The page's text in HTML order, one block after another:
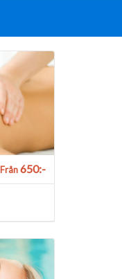
Från650:-